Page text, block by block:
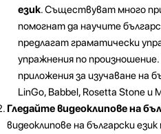
език. Съществуват много
помогнат да научите
предлагат граматически
упражнения по
приложения за изучаване на
LinGo, Babbel, Rosetta Stone и
Гледайте видеоклипове на
видеоклипове на български